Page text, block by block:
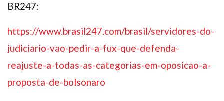
BR247:
https://www.brasil247.com/brasil/servidores-do-
judiciario-vao-pedir-a-fux-que-defenda-
reajuste-a-todas-as-categorias-em-oposicao-a-
proposta-de-bolsonaro